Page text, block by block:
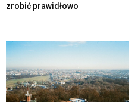
zrobić prawidłowo